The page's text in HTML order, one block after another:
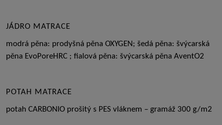
JÁDRO MATRACE
modrá pěna: prodyšná pěna OXYGEN; šedá pěna: švýcarská
pěna EvoPoreHRC ; fialová pěna: švýcarská pěna AventO2
POTAH MATRACE
potah CARBONIO prošitý s PES vláknem – gramáž 300 g/m2